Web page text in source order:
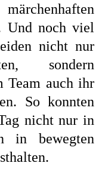
Und noch viel
nicht nur
sondern
Team auch ihr
So konnten
nicht nur in
in bewegten